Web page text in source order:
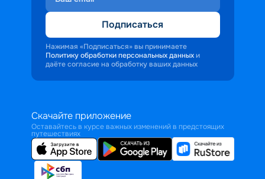
Подписаться
Нажимая «Подписаться» вы принимаете
Политику обработки персональных данных и
даёте согласие на обработку ваших данных
Скачайте приложение
Оставайтесь в курсе важных изменений в предстоящих
путешествиях